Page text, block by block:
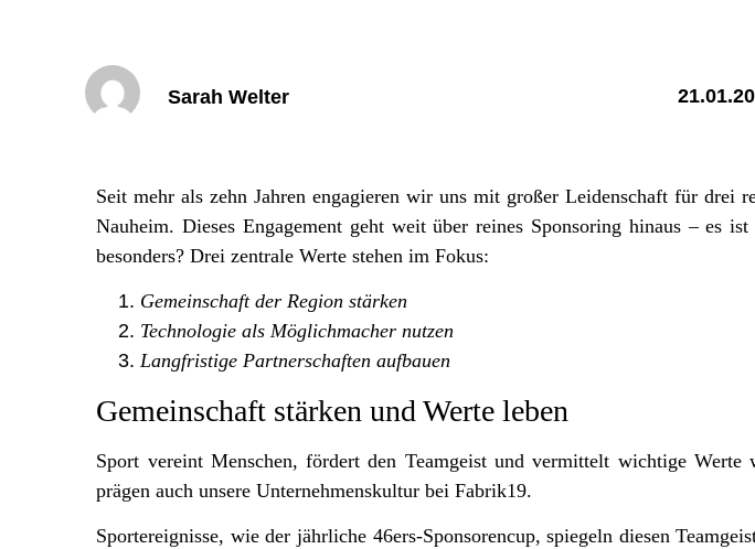
Sarah Welter
Seit mehr als zehn Jahren engagieren wir uns mit großer Leidenschaft für
Nauheim. Dieses Engagement geht weit über reines Sponsoring hinaus – es
besonders? Drei zentrale Werte stehen im Fokus:
Gemeinschaft der Region stärken
Technologie als Möglichmacher nutzen
Langfristige Partnerschaften aufbauen
Gemeinschaft stärken und Werte leben
Sport vereint Menschen, fördert den Teamgeist und vermittelt wichtige
prägen auch unsere Unternehmenskultur bei Fabrik19.
Sportereignisse, wie der jährliche 46ers-Sponsorencup, spiegeln diesen